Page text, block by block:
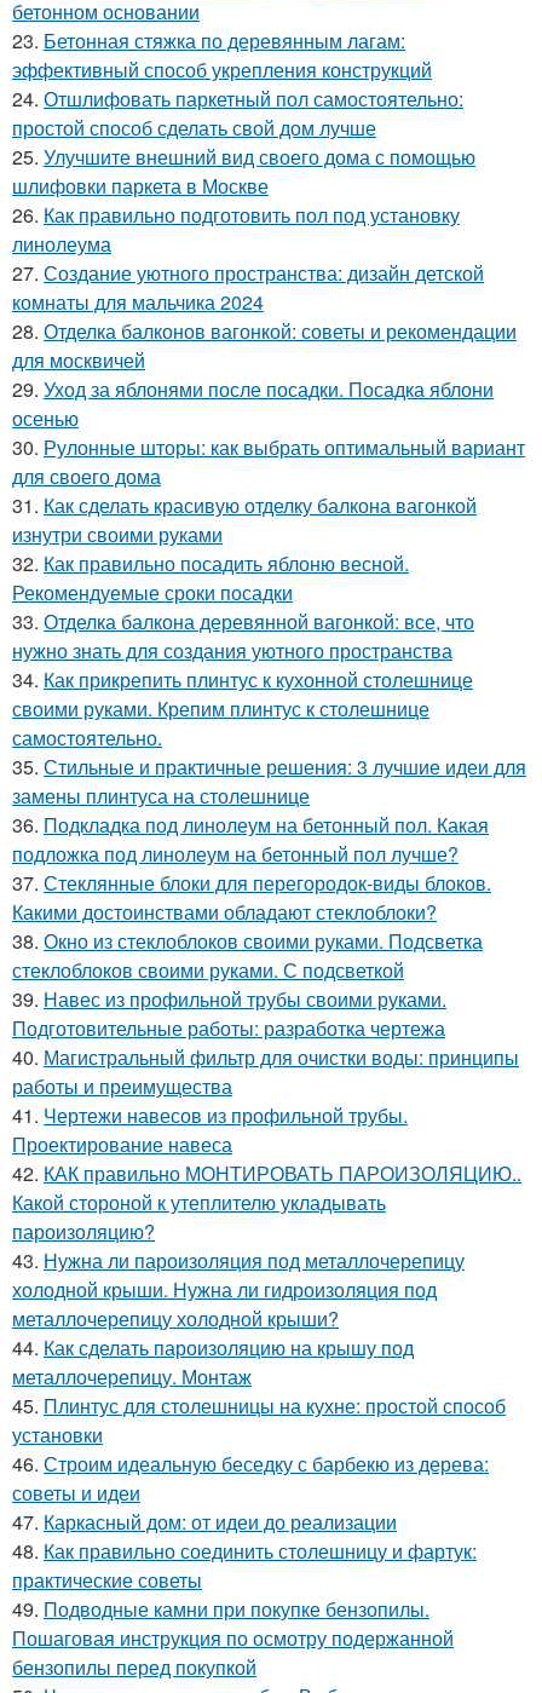
бетонном основании
23. Бетонная стяжка по деревянным лагам:
эффективный способ укрепления конструкций
24. Отшлифовать паркетный пол самостоятельно:
простой способ сделать свой дом лучше
25. Улучшите внешний вид своего дома с помощью
шлифовки паркета в Москве
26. Как правильно подготовить пол под установку
линолеума
27. Создание уютного пространства: дизайн детской
комнаты для мальчика 2024
28. Отделка балконов вагонкой: советы и рекомендации
для москвичей
29. Уход за яблонями после посадки. Посадка яблони
осенью
30. Рулонные шторы: как выбрать оптимальный вариант
для своего дома
31. Как сделать красивую отделку балкона вагонкой
изнутри своими руками
32. Как правильно посадить яблоню весной.
Рекомендуемые сроки посадки
33. Отделка балкона деревянной вагонкой: все, что
нужно знать для создания уютного пространства
34. Как прикрепить плинтус к кухонной столешнице
своими руками. Крепим плинтус к столешнице
самостоятельно.
35. Стильные и практичные решения: 3 лучшие идеи для
замены плинтуса на столешнице
36. Подкладка под линолеум на бетонный пол. Какая
подложка под линолеум на бетонный пол лучше?
37. Стеклянные блоки для перегородок-виды блоков.
Какими достоинствами обладают стеклоблоки?
38. Окно из стеклоблоков своими руками. Подсветка
стеклоблоков своими руками. С подсветкой
39. Навес из профильной трубы своими руками.
Подготовительные работы: разработка чертежа
40. Магистральный фильтр для очистки воды: принципы
работы и преимущества
41. Чертежи навесов из профильной трубы.
Проектирование навеса
42. КАК правильно МОНТИРОВАТЬ ПАРОИЗОЛЯЦИЮ..
Какой стороной к утеплителю укладывать
пароизоляцию?
43. Нужна ли пароизоляция под металлочерепицу
холодной крыши. Нужна ли гидроизоляция под
металлочерепицу холодной крыши?
44. Как сделать пароизоляцию на крышу под
металлочерепицу. Монтаж
45. Плинтус для столешницы на кухне: простой способ
установки
46. Строим идеальную беседку с барбекю из дерева:
советы и идеи
47. Каркасный дом: от идеи до реализации
48. Как правильно соединить столешницу и фартук:
практические советы
49. Подводные камни при покупке бензопилы.
Пошаговая инструкция по осмотру подержанной
бензопилы перед покупкой